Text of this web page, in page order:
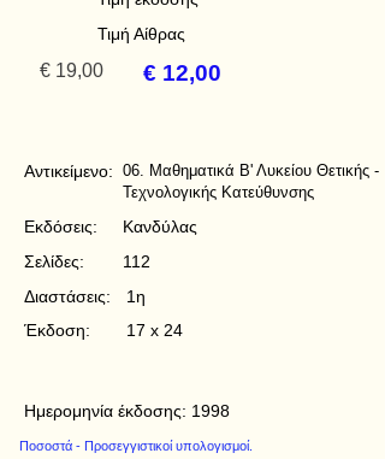
Τιμή Αίθρας
€ 19,00 € 12,00
Αντικείμενο:
Εκδόσεις:
Σελίδες:
06. Μαθηματικά Β' Λυκείου Θετικής -
Τεχνολογικής Κατεύθυνσης
Κανδύλας
112
Διαστάσεις:
Έκδοση:
1η
17 x 24
Ημερομηνία έκδοσης: 1998
Ποσοστά - Προσεγγιστικοί υπολογισμοί.